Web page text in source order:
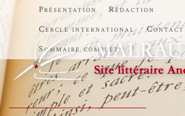
Présentation
Rédaction
Cercle international
Contact
Sommaire complet